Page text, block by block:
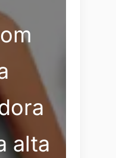
alta